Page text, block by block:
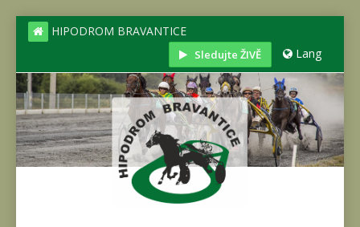
HIPODROM BRAVANTICE
Sledujte ŽIVĚ Lang